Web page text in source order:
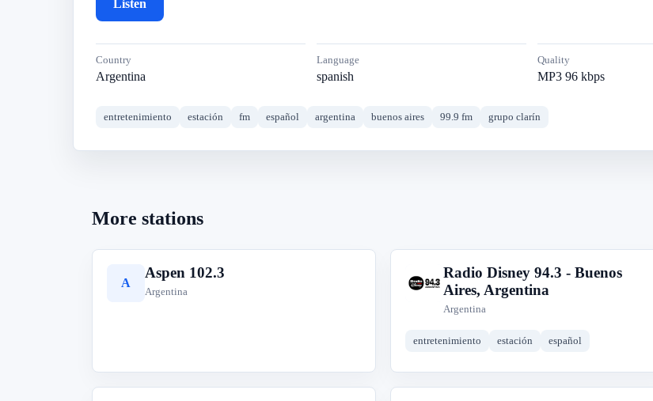
Listen
Country
Argentina
Language
spanish
Quality
MP3 96 kbps
entretenimiento estación fm español argentina buenos aires 99.9 fm grupo clarín
More stations
A
Aspen 102.3
Argentina
R
Radio Disney 94.3 - Buenos
Aires, Argentina
Argentina
entretenimiento estación español